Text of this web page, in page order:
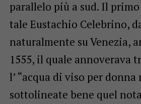
parallelo più a sud. Il
tale Eustachio Celebrino,
naturalmente su Venezia,
1555, il quale annoverava
l’ “acqua di viso per donna
sottolineate bene quel